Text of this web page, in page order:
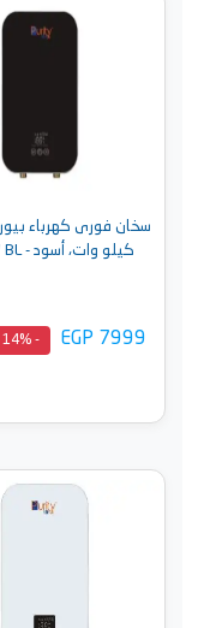
أضف إلى السلة
كيلو وات، أسود - P101 7 kW BL
EGP 7999
- 14%
أضف إلى السلة